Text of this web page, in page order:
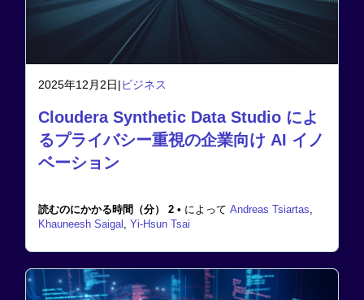
2025年12月2日|ビジネス
Cloudera Synthetic Data Studio によ
るプライバシー重視の企業向け AI イノ
ベーション
読むのにかかる時間（分） 2 • によって Andreas Tsiartas,
Khauneesh Saigal , Yi-Hsun Tsai